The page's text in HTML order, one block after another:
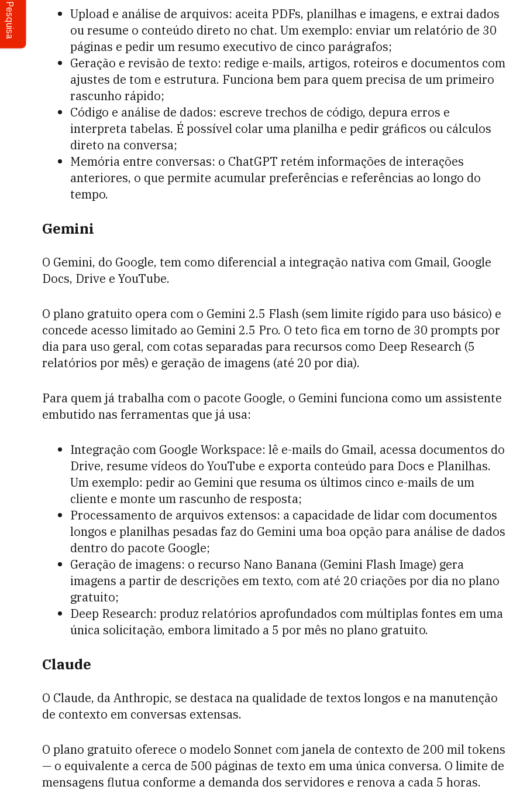
Pesquisa
Upload e análise de arquivos: aceita PDFs, planilhas e imagens, e extrai dados
ou resume o conteúdo direto no chat. Um exemplo: enviar um relatório de 30
páginas e pedir um resumo executivo de cinco parágrafos;
Geração e revisão de texto: redige e-mails, artigos, roteiros e documentos com
ajustes de tom e estrutura. Funciona bem para quem precisa de um primeiro
rascunho rápido;
Código e análise de dados: escreve trechos de código, depura erros e
interpreta tabelas. É possível colar uma planilha e pedir gráficos ou cálculos
direto na conversa;
Memória entre conversas: o ChatGPT retém informações de interações
anteriores, o que permite acumular preferências e referências ao longo do
tempo.
Gemini
O Gemini, do Google, tem como diferencial a integração nativa com Gmail, Google
Docs, Drive e YouTube.
O plano gratuito opera com o Gemini 2.5 Flash (sem limite rígido para uso básico) e
concede acesso limitado ao Gemini 2.5 Pro. O teto fica em torno de 30 prompts por
dia para uso geral, com cotas separadas para recursos como Deep Research (5
relatórios por mês) e geração de imagens (até 20 por dia).
Para quem já trabalha com o pacote Google, o Gemini funciona como um assistente
embutido nas ferramentas que já usa:
Integração com Google Workspace: lê e-mails do Gmail, acessa documentos do
Drive, resume vídeos do YouTube e exporta conteúdo para Docs e Planilhas.
Um exemplo: pedir ao Gemini que resuma os últimos cinco e-mails de um
cliente e monte um rascunho de resposta;
Processamento de arquivos extensos: a capacidade de lidar com documentos
longos e planilhas pesadas faz do Gemini uma boa opção para análise de dados
dentro do pacote Google;
Geração de imagens: o recurso Nano Banana (Gemini Flash Image) gera
imagens a partir de descrições em texto, com até 20 criações por dia no plano
gratuito;
Deep Research: produz relatórios aprofundados com múltiplas fontes em uma
única solicitação, embora limitado a 5 por mês no plano gratuito.
Claude
O Claude, da Anthropic, se destaca na qualidade de textos longos e na manutenção
de contexto em conversas extensas.
O plano gratuito oferece o modelo Sonnet com janela de contexto de 200 mil tokens
— o equivalente a cerca de 500 páginas de texto em uma única conversa. O limite de
mensagens flutua conforme a demanda dos servidores e renova a cada 5 horas.